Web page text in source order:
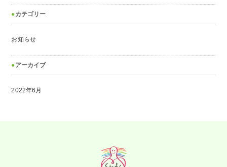
カテゴリー
お知らせ
アーカイブ
2022年6月